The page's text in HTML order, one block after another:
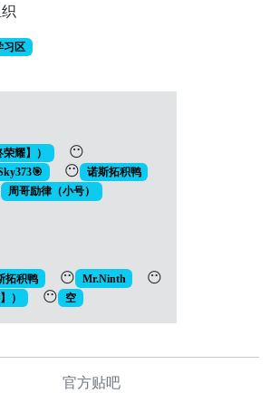
习区
耀】） 😶
😶 诺斯拓积鸭
周哥励律（小号）
拓积鸭 😶 Mr.Ninth 😶
） 😶 空
官方贴吧